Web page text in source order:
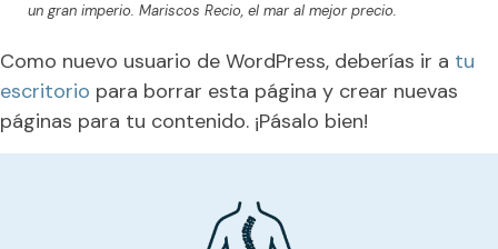
un gran imperio. Mariscos Recio, el mar al mejor precio.
Como nuevo usuario de WordPress, deberías ir a tu
escritorio para borrar esta página y crear nuevas
páginas para tu contenido. ¡Pásalo bien!